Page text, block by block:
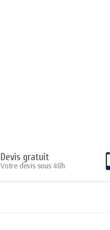
Devis gratuit
Votre devis sous 48h